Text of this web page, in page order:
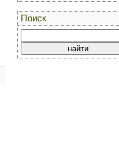
Поиск